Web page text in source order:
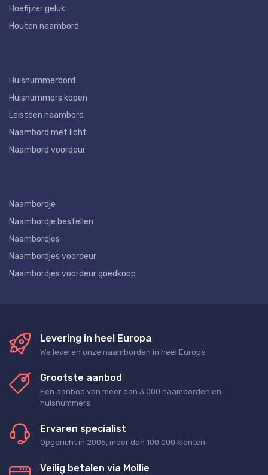
Hoefijzer geluk
Houten naambord
Huisnummerbord
Huisnummers kopen
Leisteen naambord
Naambord met licht
Naambord voordeur
Naambordje
Naambordje bestellen
Naambordjes
Naambordjes voordeur
Naambordjes voordeur goedkoop
Levering in heel Europa
We leveren onze naamborden in heel Europa
Grootste aanbod
Een aanbod van meer dan 3.000 naamborden en
huisnummers
Ervaren specialist
Opgericht in 2005, meer dan 100.000 klanten
Veilig betalen via Mollie